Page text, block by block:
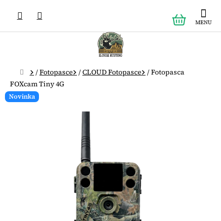
obsah
KOŠÍK
Domov
/Fotopasce /CLOUD Fotopasce /Fotopasca
FOXcam Tiny 4G
Novinka